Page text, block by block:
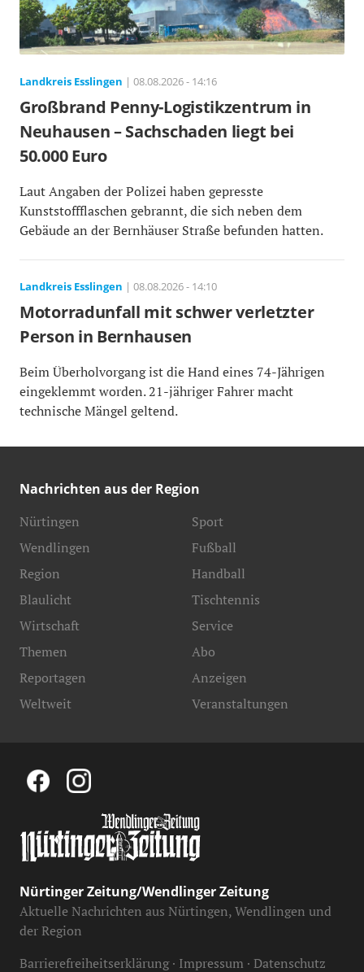
Landkreis Esslingen | 08.08.2026 - 14:16
Großbrand Penny-Logistikzentrum in
Neuhausen – Sachschaden liegt bei
50.000 Euro
Laut Angaben der Polizei haben gepresste
Kunststoffflaschen gebrannt, die sich neben dem
Gebäude an der Bernhäuser Straße befunden hatten.
Landkreis Esslingen | 08.08.2026 - 14:10
Motorradunfall mit schwer verletzter
Person in Bernhausen
Beim Überholvorgang ist die Hand eines 74-Jährigen
eingeklemmt worden. 21-jähriger Fahrer macht
technische Mängel geltend.
Nachrichten aus der Region
Nürtingen
Wendlingen
Region
Blaulicht
Sport
Fußball
Handball
Tischtennis
Wirtschaft
Themen
Reportagen
Weltweit
Service
Abo
Anzeigen
Veranstaltungen
Nürtinger Zeitung/Wendlinger Zeitung
Aktuelle Nachrichten aus Nürtingen, Wendlingen und
der Region
Barrierefreiheitserklärung Impressum Datenschutz